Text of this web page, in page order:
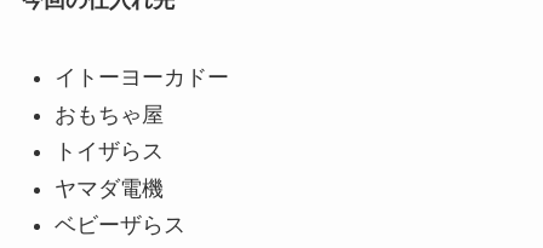
イトーヨーカドー
おもちゃ屋
トイザらス
ヤマダ電機
ベビーザらス